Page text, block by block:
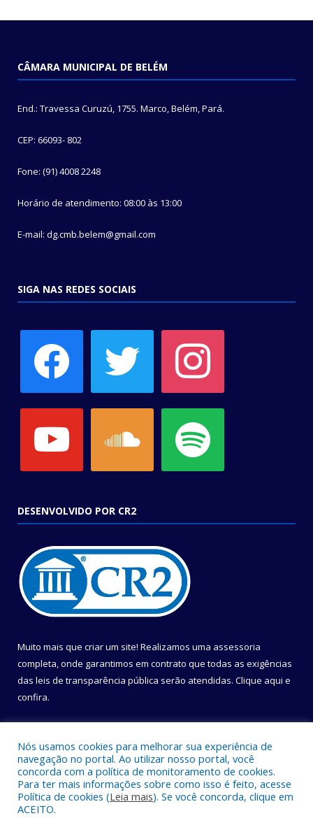
CÂMARA MUNICIPAL DE BELÉM
End.: Travessa Curuzú, 1755. Marco, Belém, Pará.
CEP: 66093- 802
Fone: (91) 4008 2248
Horário de atendimento: 08:00 às 13:00
E-mail: dg.cmb.belem@gmail.com
SIGA NAS REDES SOCIAIS
DESENVOLVIDO POR CR2
Muito mais que criar um site! Realizamos uma assessoria
completa, onde garantimos em contrato que todas as exigências
das leis de transparência pública serão atendidas. Clique aqui e
confira.
Todos os direitos reservados a Câmara Municipal de Belém.
Nós usamos cookies para melhorar sua experiência de
navegação no portal. Ao utilizar nosso portal, você
concorda com a política de monitoramento de cookies.
Para ter mais informações sobre como isso é feito, acesse
Política de cookies (Leia mais). Se você concorda, clique em
ACEITO.